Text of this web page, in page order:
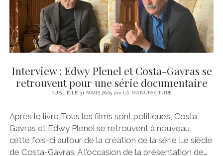
Interview : Edwy Plenel et Costa-Gavras se
retrouvent pour une série documentaire
PUBLIÉ LE 31 MARS 2025 parLA MANUFACTURE
Après le livre Tous les films sont politiques, Costa-
Gavras et Edwy Plenel se retrouvent à nouveau,
cette fois-ci autour de la création de la série Le siècle
de Costa-Gavras. À l’occasion de la présentation de…